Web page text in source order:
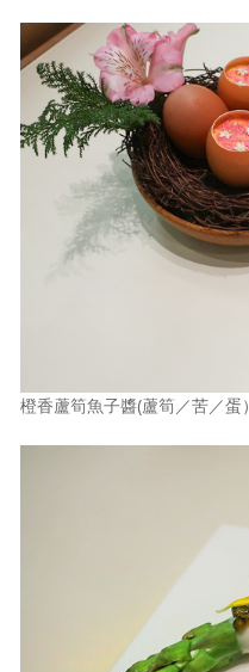
橙香蘆筍魚子醬(蘆筍／苦／蛋）